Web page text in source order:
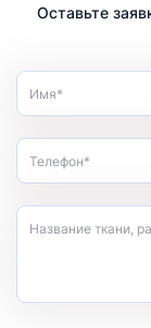
Оставьте
Имя*
Телефон*
Название ткани,